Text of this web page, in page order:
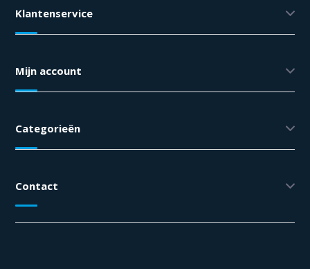
Klantenservice
Mijn account
Categorieën
Contact